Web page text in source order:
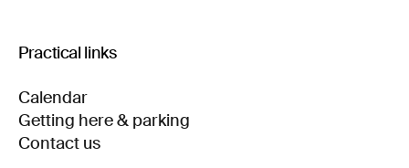
Practical links
Calendar
Getting here & parking
Contact us